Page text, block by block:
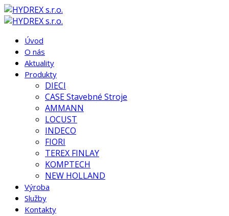
Úvod
O nás
Aktuality
Produkty
DIECI
CASE Stavebné Stroje
AMMANN
LOCUST
INDECO
FIORI
TEREX FINLAY
KOMPTECH
NEW HOLLAND
Výroba
Služby
Kontakty